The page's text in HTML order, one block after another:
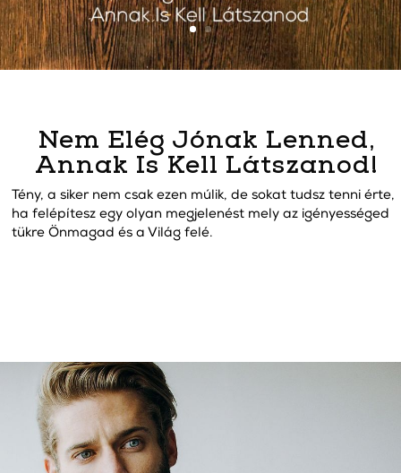
Nem Elég Jónak Lenned,
Annak Is Kell Látszanod!
Tény, a siker nem csak ezen múlik, de sokat tudsz tenni érte,
ha felépítesz egy olyan megjelenést mely az igényességed
tükre Önmagad és a Világ felé.